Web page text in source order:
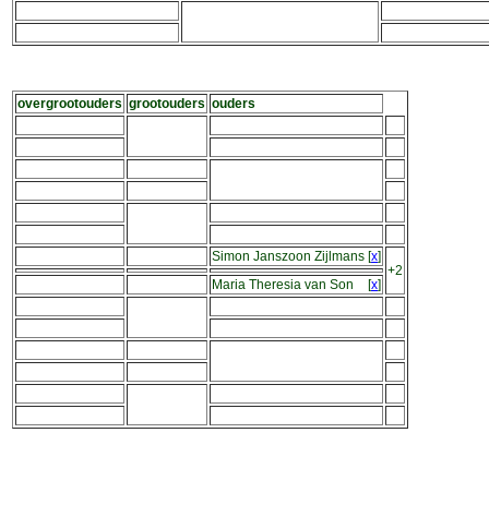
overgrootouders grootouders ouders
Simon Janszoon Zijlmans [x]
+2
Maria Theresia van Son
[x]